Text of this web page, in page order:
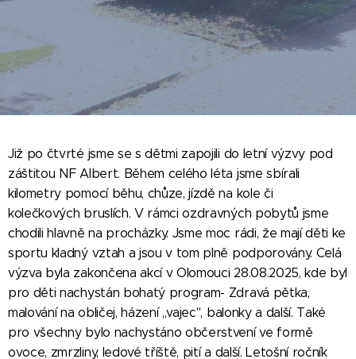
Již po čtvrté jsme se s dětmi zapojili do letní výzvy pod
záštitou NF Albert. Během celého léta jsme sbírali
kilometry pomocí běhu, chůze, jízdě na kole či
kolečkových bruslích. V rámci ozdravných pobytů jsme
chodili hlavně na procházky. Jsme moc rádi, že mají děti ke
sportu kladný vztah a jsou v tom plně podporovány. Celá
výzva byla zakončena akcí v Olomouci 28.08.2025, kde byl
pro děti nachystán bohatý program- Zdravá pětka,
malování na obličej, házení ,,vajec", balonky a další. Také
pro všechny bylo nachystáno občerstvení ve formě
ovoce, zmrzliny, ledové tříště, pití a další. Letošní ročník